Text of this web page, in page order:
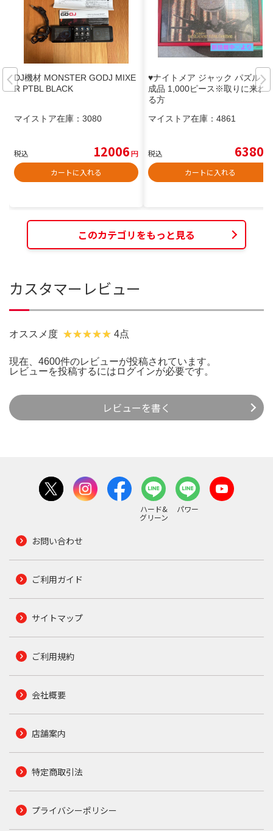
DJ機材 MONSTER GODJ MIXE
R PTBL BLACK
マイストア在庫： 3080
税込 12006円
カートに入れる
♥️ナイトメア ジャック パズル 完
成品 1,000ピース※取りに来れ
る方
マイストア在庫： 4861
税込 6380
カートに入れる
このカテゴリをもっと見る
カスタマーレビュー
オススメ度 4点
現在、4600件のレビューが投稿されています。
レビューを投稿するには ログインが必要です。
レビューを書く
ハード&
グリーン
パワー
お問い合わせ
ご利用ガイド
サイトマップ
ご利用規約
会社概要
店舗案内
特定商取引法
プライバシーポリシー